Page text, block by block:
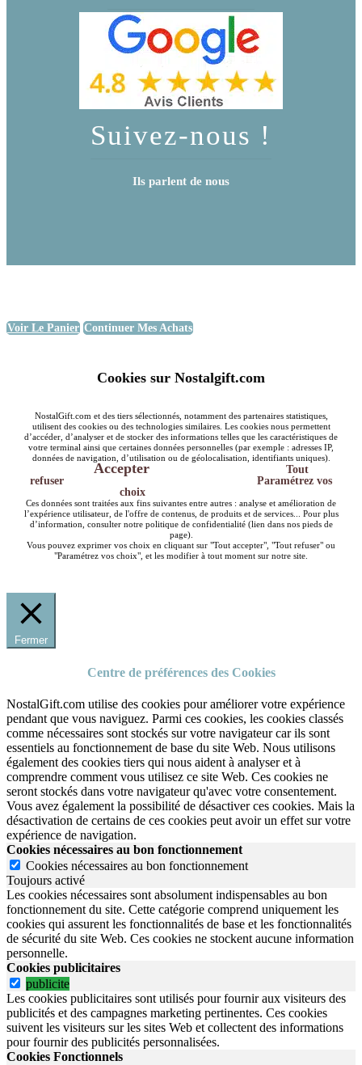
Suivez-nous !
Ils parlent de nous
Voir Le Panier Continuer Mes Achats
Cookies sur Nostalgift.com
NostalGift.com et des tiers sélectionnés, notamment des partenaires statistiques,
utilisent des cookies ou des technologies similaires. Les cookies nous permettent
d’accéder, d’analyser et de stocker des informations telles que les caractéristiques de
votre terminal ainsi que certaines données personnelles (par exemple : adresses IP,
données de navigation, d’utilisation ou de géolocalisation, identifiants uniques).
Accepter
Tout
refuser
Paramétrez vos
choix
Ces données sont traitées aux fins suivantes entre autres : analyse et amélioration de
l’expérience utilisateur, de l'offre de contenus, de produits et de services... Pour plus
d’information, consulter notre politique de confidentialité (lien dans nos pieds de
page).
Vous pouvez exprimer vos choix en cliquant sur "Tout accepter", "Tout refuser" ou
"Paramétrez vos choix", et les modifier à tout moment sur notre site.
Fermer
Centre de préférences des Cookies
NostalGift.com utilise des cookies pour améliorer votre expérience
pendant que vous naviguez. Parmi ces cookies, les cookies classés
comme nécessaires sont stockés sur votre navigateur car ils sont
essentiels au fonctionnement de base du site Web. Nous utilisons
également des cookies tiers qui nous aident à analyser et à
comprendre comment vous utilisez ce site Web. Ces cookies ne
seront stockés dans votre navigateur qu'avec votre consentement.
Vous avez également la possibilité de désactiver ces cookies. Mais la
désactivation de certains de ces cookies peut avoir un effet sur votre
expérience de navigation.
Cookies nécessaires au bon fonctionnement
Cookies nécessaires au bon fonctionnement
Toujours activé
Les cookies nécessaires sont absolument indispensables au bon
fonctionnement du site. Cette catégorie comprend uniquement les
cookies qui assurent les fonctionnalités de base et les fonctionnalités
de sécurité du site Web. Ces cookies ne stockent aucune information
personnelle.
Cookies publicitaires
publicite
Les cookies publicitaires sont utilisés pour fournir aux visiteurs des
publicités et des campagnes marketing pertinentes. Ces cookies
suivent les visiteurs sur les sites Web et collectent des informations
pour fournir des publicités personnalisées.
Cookies Fonctionnels